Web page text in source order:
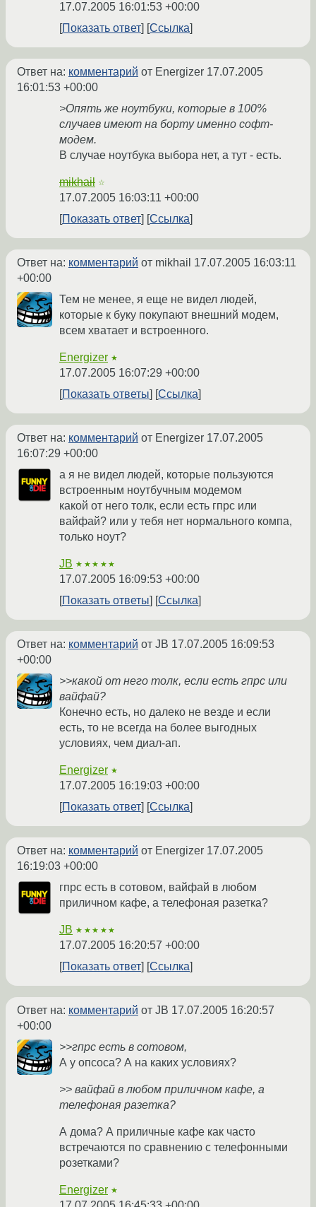
17.07.2005 16:01:53 +00:00
Показать ответ
Ссылка
Ответ на: комментарий от Energizer 17.07.2005
16:01:53 +00:00
>Опять же ноутбуки, которые в 100%
случаев имеют на борту именно софт-
модем.
В случае ноутбука выбора нет, а тут - есть.
mikhail ☆
17.07.2005 16:03:11 +00:00
Показать ответ
Ссылка
Ответ на: комментарий от mikhail 17.07.2005 16:03:11
+00:00
Тем не менее, я еще не видел людей,
которые к буку покупают внешний модем,
всем хватает и встроенного.
Energizer ★
17.07.2005 16:07:29 +00:00
Показать ответы
Ссылка
Ответ на: комментарий от Energizer 17.07.2005
16:07:29 +00:00
а я не видел людей, которые пользуются
встроенным ноутбучным модемом
какой от него толк, если есть гпрс или
вайфай? или у тебя нет нормального компа,
только ноут?
JB ★★★★★
17.07.2005 16:09:53 +00:00
Показать ответы
Ссылка
Ответ на: комментарий от JB 17.07.2005 16:09:53
+00:00
>>какой от него толк, если есть гпрс или
вайфай?
Конечно есть, но далеко не везде и если
есть, то не всегда на более выгодных
условиях, чем диал-ап.
Energizer ★
17.07.2005 16:19:03 +00:00
Показать ответ
Ссылка
Ответ на: комментарий от Energizer 17.07.2005
16:19:03 +00:00
гпрс есть в сотовом, вайфай в любом
приличном кафе, а телефоная разетка?
JB ★★★★★
17.07.2005 16:20:57 +00:00
Показать ответ
Ссылка
Ответ на: комментарий от JB 17.07.2005 16:20:57
+00:00
>>гпрс есть в сотовом,
А у опсоса? А на каких условиях?
>> вайфай в любом приличном кафе, а
телефоная разетка?
А дома? А приличные кафе как часто
встречаются по сравнению с телефонными
розетками?
Energizer ★